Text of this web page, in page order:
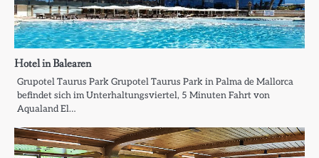
Hotel in Balearen
Grupotel Taurus Park Grupotel Taurus Park in Palma de Mallorca
befindet sich im Unterhaltungsviertel, 5 Minuten Fahrt von
Aqualand El…